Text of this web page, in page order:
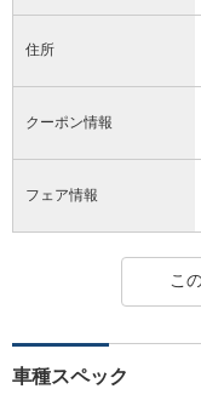
住所
クーポン情報
フェア情報
こ
車種スペック